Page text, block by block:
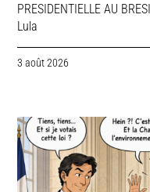
PRESIDENTIELLE AU
Lula
3 août 2026